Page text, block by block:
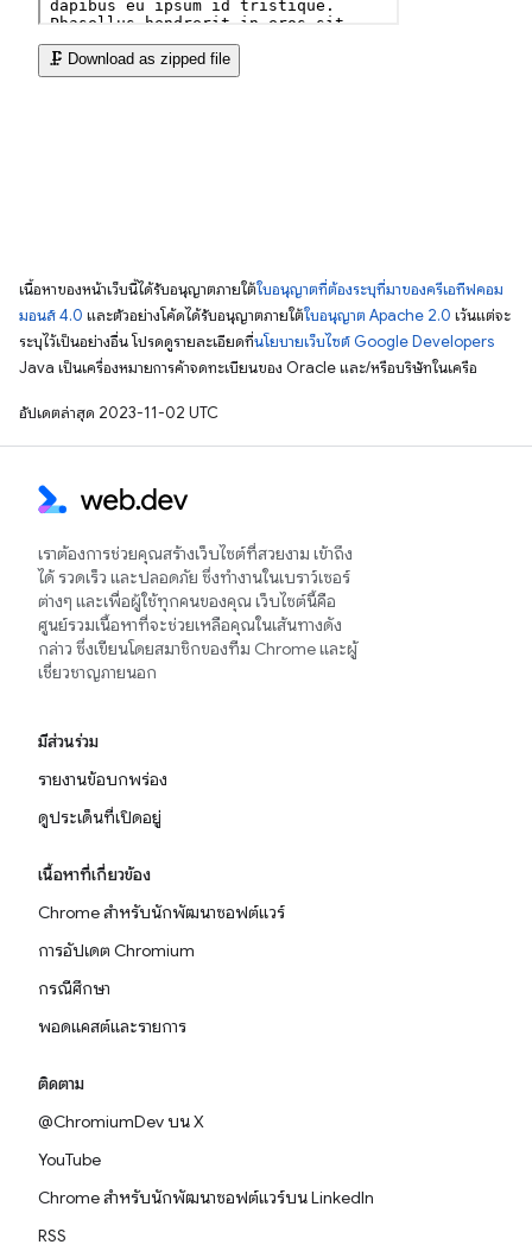
เนื้อหาของหน้าเว็บนี้ได้รับอนุญาตภายใต้ใบอนุญาตที่ต้องระบุที่มาของครีเอทีฟคอม
มอนส์ 4.0 และตัวอย่างโค้ดได้รับอนุญาตภายใต้ใบอนุญาต Apache 2.0 เว้นแต่จะ
ระบุไว้เป็นอย่างอื่น โปรดดูรายละเอียดที่นโยบายเว็บไซต์ Google Developers
Java เป็นเครื่องหมายการค้าจดทะเบียนของ Oracle และ/หรือบริษัทในเครือ
อัปเดตล่าสุด 2023-11-02 UTC
เราต้องการช่วยคุณสร้างเว็บไซต์ที่สวยงาม เข้าถึง
ได้ รวดเร็ว และปลอดภัย ซึ่งทำงานในเบราว์เซอร์
ต่างๆ และเพื่อผู้ใช้ทุกคนของคุณ เว็บไซต์นี้คือ
ศูนย์รวมเนื้อหาที่จะช่วยเหลือคุณในเส้นทางดัง
กล่าว ซึ่งเขียนโดยสมาชิกของทีม Chrome และผู้
เชี่ยวชาญภายนอก
มีส่วนร่วม
รายงานข้อบกพร่อง
ดูประเด็นที่เปิดอยู่
เนื้อหาที่เกี่ยวข้อง
Chrome สำหรับนักพัฒนาซอฟต์แวร์
การอัปเดต Chromium
กรณีศึกษา
พอดแคสต์และรายการ
ติดตาม
@ChromiumDev บน X
YouTube
Chrome สำหรับนักพัฒนาซอฟต์แวร์บน LinkedIn
RSS